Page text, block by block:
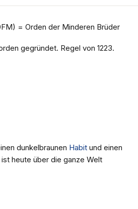
= Orden der Minderen Brüder
gegründet. Regel von 1223.
dunkelbraunen Habit und einen
heute über die ganze Welt